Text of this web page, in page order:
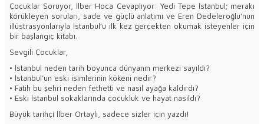
Çocuklar Soruyor, İlber Hoca Cevaplıyor: Yedi Tepe İstanbul; merakı
körükleyen soruları, sade ve güçlü anlatımı ve Eren Dedeleroğlu’nun
illüstrasyonlarıyla İstanbul’u ilk kez gerçekten okumak isteyenler için
bir başlangıç kitabı.
Sevgili Çocuklar,
• İstanbul neden tarih boyunca dünyanın merkezi sayıldı?
• İstanbul’un eski isimlerinin kökeni nedir?
• Fatih bu şehri neden fethetti ve nasıl ayağa kaldırdı?
• Eski İstanbul sokaklarında çocukluk ve hayat nasıldı?
Büyük tarihçi İlber Ortaylı, sadece sizler için yazdı!